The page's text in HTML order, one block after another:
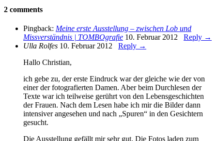
2 comments
Pingback: Meine erste Ausstellung – zwischen Lob und
Missverständnis | TOMBOgrafie 10. Februar 2012 Reply →
Ulla Rolfes 10. Februar 2012 Reply →
Hallo Christian,
ich gebe zu, der erste Eindruck war der gleiche wie der von
einer der fotografierten Damen. Aber beim Durchlesen der
Texte war ich teilweise gerührt von den Lebensgeschichten
der Frauen. Nach dem Lesen habe ich mir die Bilder dann
intensiver angesehen und nach „Spuren“ in den Gesichtern
gesucht.
Die Ausstellung gefällt mir sehr gut. Die Fotos laden zum